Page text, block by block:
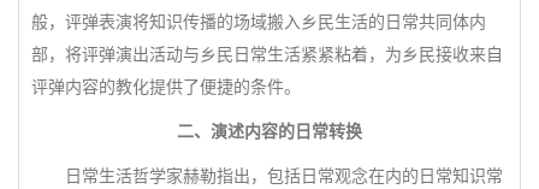
般，评弹表演将知识传播的场域搬入乡民生活的日常共同体内
部，将评弹演出活动与乡民日常生活紧紧粘着，为乡民接收来自
评弹内容的教化提供了便捷的条件。
二、演述内容的日常转换
日常生活哲学家赫勒指出，包括日常观念在内的日常知识常